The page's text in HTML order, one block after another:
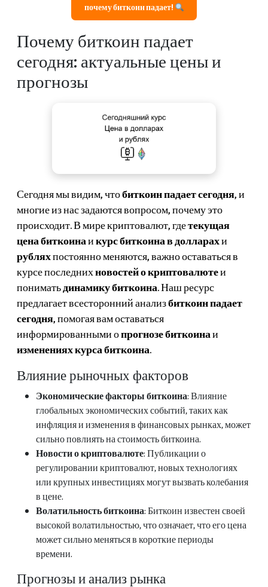
почему биткоин падает!
Почему биткоин падает
сегодня: актуальные цены и
прогнозы
Сегодня мы видим, чтобиткоин падает сегодня, и
многие из нас задаются вопросом, почему это
происходит. В мире криптовалют, гдетекущая
цена биткоинаикурс биткоина в долларахи
рубляхпостоянно меняются, важно оставаться в
курсе последнихновостей о криптовалютеи
пониматьдинамику биткоина. Наш ресурс
предлагает всесторонний анализбиткоин падает
сегодня, помогая вам оставаться
информированными опрогнозе биткоинаи
изменениях курса биткоина.
Влияние рыночных факторов
Экономические факторы биткоина: Влияние
глобальных экономических событий, таких как
инфляция и изменения в финансовых рынках, может
сильно повлиять на стоимость биткоина.
Новости о криптовалюте: Публикации о
регулировании криптовалют, новых технологиях
или крупных инвестициях могут вызвать колебания
в цене.
Волатильность биткоина: Биткоин известен своей
высокой волатильностью, что означает, что его цена
может сильно меняться в короткие периоды
времени.
Прогнозы и анализ рынка